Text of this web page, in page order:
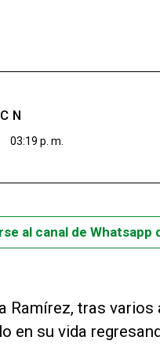
03:19 p. m.
al canal de Whatsapp
Ramírez, tras varios
en su vida